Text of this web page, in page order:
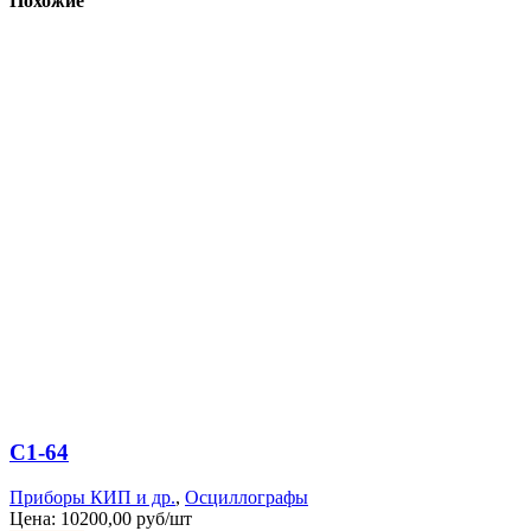
С1-64
Приборы КИП и др., Осциллографы
Цена: 10200,00 руб/шт